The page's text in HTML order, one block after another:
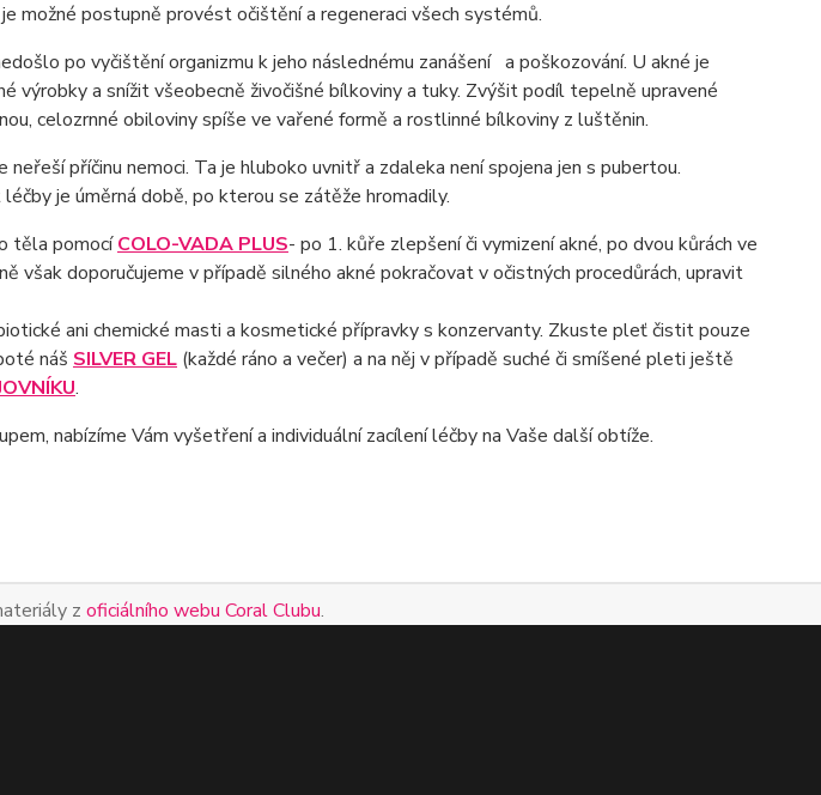
možné postupně provést očištění a regeneraci všech systémů.
po vyčištění organizmu k jeho následnému zanášení a poškozování. U akné je
výrobky a snížit všeobecně živočišné bílkoviny a tuky. Zvýšit podíl tepelně upravené
celozrnné obiloviny spíše ve vařené formě a rostlinné bílkoviny z luštěnin.
příčinu nemoci. Ta je hluboko uvnitř a zdaleka není spojena jen s pubertou.
je úměrná době, po kterou se zátěže hromadily.
těla pomocíCOLO-VADA PLUS- po 1. kůře zlepšení či vymizení akné, po dvou kůrách ve
však doporučujeme v případě silného akné pokračovat v očistných procedůrách, upravit
ani chemické masti a kosmetické přípravky s konzervanty. Zkuste pleť čistit pouze
náš SILVER GEL(každé ráno a večer) a na něj v případě suché či smíšené pleti ještě
.
nabízíme Vám vyšetření a individuální zacílení léčby na Vaše další obtíže.
z oficiálního webu Coral Clubu.